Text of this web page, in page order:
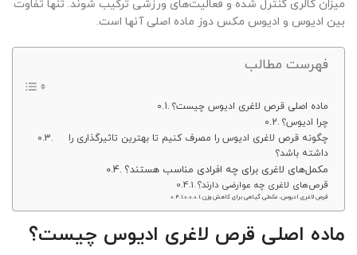
میزان کالری کنترل شده و فعالیت‌های ورزشی ترکیب شوند. تنها تفاوت
بین ادیوس و ادیوس مکس دوز ماده اصلی آنها است.
فهرست مطالب
ماده اصلی قرص لاغری ادیوس چیست؟
چرا ادیوس؟
چگونه قرص لاغری ادیوس را مصرف کنیم تا بهترین تاثیرگذاری را
داشته باشد؟
مکمل‌های لاغری برای چه افرادی مناسب هستند؟
قرص‌های لاغری چه عوارضی دارند؟
قرص لاغری ادیوس، مکملی گیاهی برای کاهش وزن
ماده اصلی قرص لاغری ادیوس چیست؟